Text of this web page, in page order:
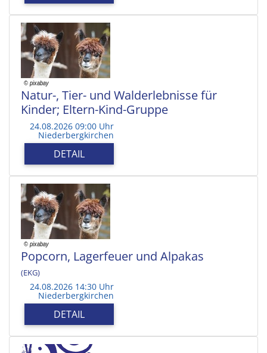
Natur-, Tier- und Walderlebnisse für
Kinder; Eltern-Kind-Gruppe
24.08.2026 09:00 Uhr
Niederbergkirchen
DETAIL
Popcorn, Lagerfeuer und Alpakas
(EKG)
24.08.2026 14:30 Uhr
Niederbergkirchen
DETAIL